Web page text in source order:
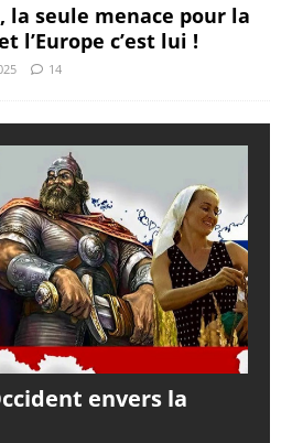
la seule menace pour la
l’Europe c’est lui !
14
envers la